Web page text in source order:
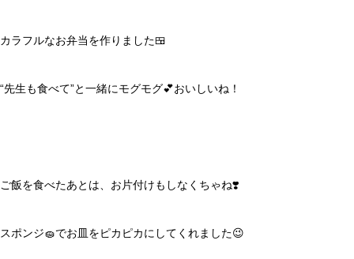
カラフルなお弁当を作りました🍱
“先生も食べて”と一緒にモグモグ💕おいしいね！
ご飯を食べたあとは、お片付けもしなくちゃね❣️
スポンジ🧽でお皿をピカピカにしてくれました😉